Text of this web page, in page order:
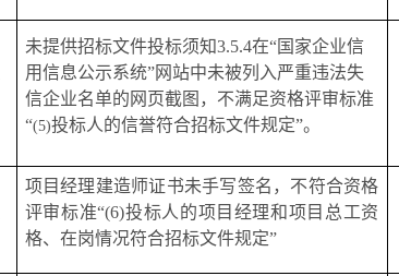
未提供招标文件投标须知3.5.4在“国家企业信
用信息公示系统”网站中未被列入严重违法失
信企业名单的网页截图， 不满足资格评审标准
“(5)投标人的信誉符合招标文件规定”。
项目经理建造师证书未手写签名，不符合资格
评审标准“(6)投标人的项目经理和项目总工资
格、在岗情况符合招标文件规定”